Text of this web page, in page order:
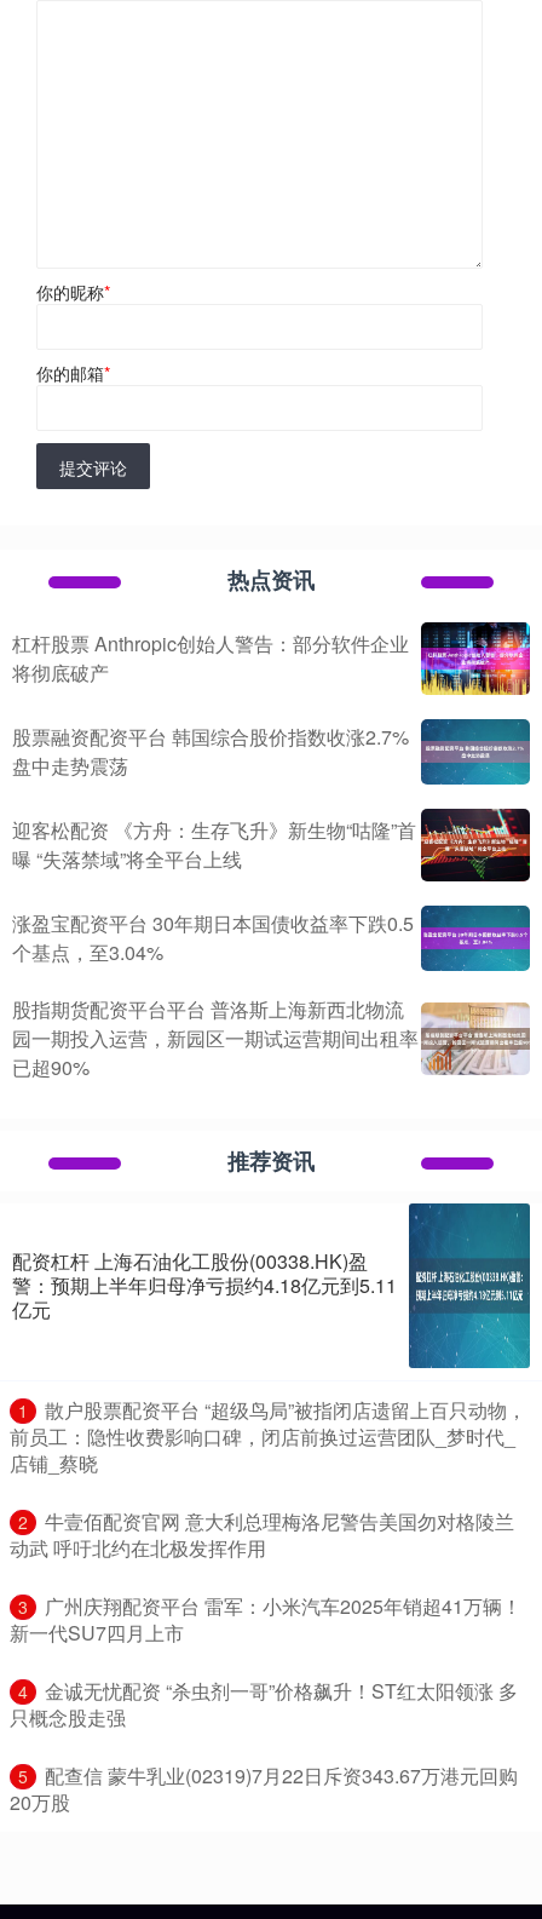
你的昵称*
你的邮箱*
提交评论
热点资讯
杠杆股票 Anthropic创始人警告：部分软件企业
将彻底破产
股票融资配资平台 韩国综合股价指数收涨2.7%
盘中走势震荡
迎客松配资 《方舟：生存飞升》新生物“咕隆”首
曝 “失落禁域”将全平台上线
涨盈宝配资平台 30年期日本国债收益率下跌0.5
个基点，至3.04%
股指期货配资平台平台 普洛斯上海新西北物流
园一期投入运营，新园区一期试运营期间出租率
已超90%
推荐资讯
配资杠杆 上海石油化工股份(00338.HK)盈
警：预期上半年归母净亏损约4.18亿元到5.11
亿元
1
​散户股票配资平台 “超级鸟局”被指闭店遗留上百只动物，
前员工：隐性收费影响口碑，闭店前换过运营团队_梦时代_
店铺_蔡晓
2
​牛壹佰配资官网 意大利总理梅洛尼警告美国勿对格陵兰
动武 呼吁北约在北极发挥作用
3
​广州庆翔配资平台 雷军：小米汽车2025年销超41万辆！
新一代SU7四月上市
4
​金诚无忧配资 “杀虫剂一哥”价格飙升！ST红太阳领涨 多
只概念股走强
5
​配查信 蒙牛乳业(02319)7月22日斥资343.67万港元回购
20万股